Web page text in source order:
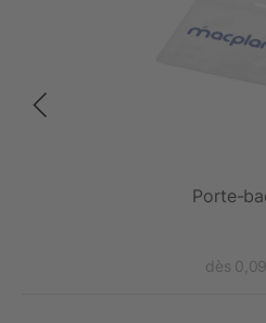
Porte-
dès